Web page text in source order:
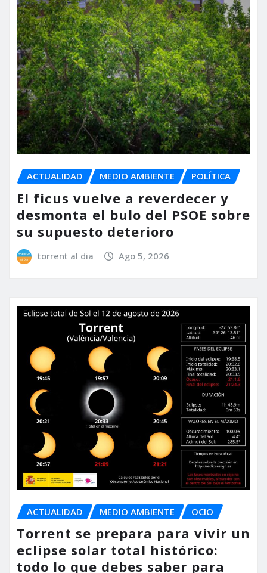
ACTUALIDAD MEDIO AMBIENTE POLÍTICA
El ficus vuelve a reverdecer y
desmonta el bulo del PSOE sobre
su supuesto deterioro
torrent al dia Ago 5, 2026
ACTUALIDAD MEDIO AMBIENTE OCIO
Torrent se prepara para vivir un
eclipse solar total histórico:
todo lo que debes saber para